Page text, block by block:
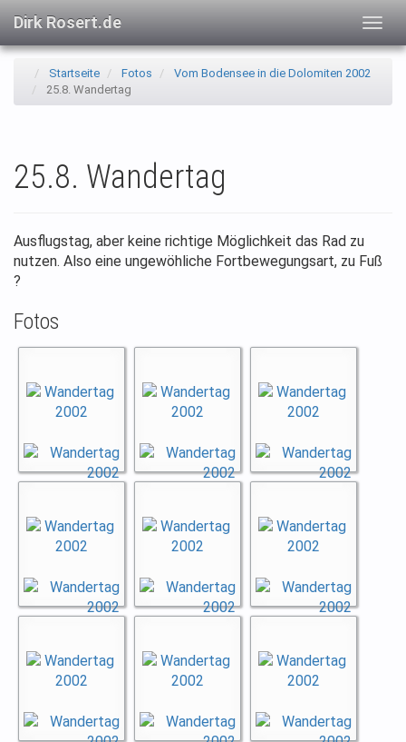
Dirk Rosert.de
Startseite Fotos
Vom Bodensee in die Dolomiten 2002
25.8. Wandertag
25.8. Wandertag
Ausflugstag, aber keine richtige Möglichkeit das Rad zu
nutzen. Also eine ungewöhliche Fortbewegungsart, zu Fuß
?
Fotos